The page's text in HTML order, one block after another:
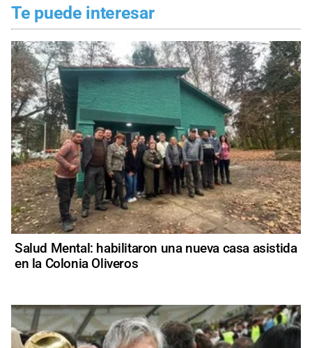
Te puede interesar
Salud Mental: habilitaron una nueva casa asistida
en la Colonia Oliveros